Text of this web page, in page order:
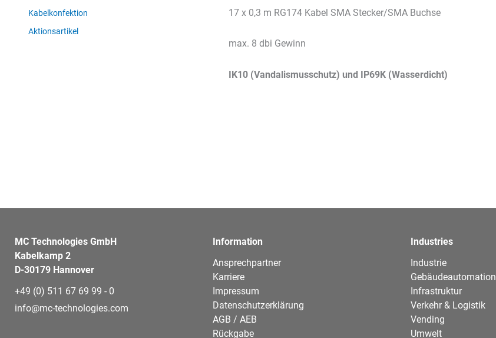
Kabelkonfektion
Aktionsartikel
17 x 0,3 m RG174 Kabel SMA Stecker/SMA Buchse
max. 8 dbi Gewinn
IK10 (Vandalismusschutz) und IP69K (Wasserdicht)
MC Technologies GmbH
Kabelkamp 2
D-30179 Hannover
+49 (0) 511 67 69 99 - 0
info@mc-technologies.com
Information
Ansprechpartner
Karriere
Impressum
Datenschutzerklärung
AGB / AEB
Rückgabe
Industries
Industrie
Gebäudeautomation
Infrastruktur
Verkehr & Logistik
Vending
Umwelt